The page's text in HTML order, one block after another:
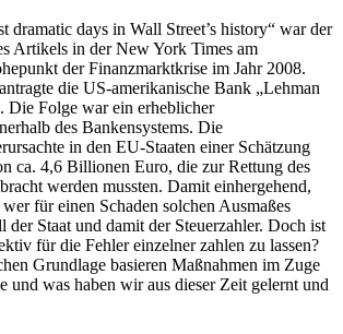
days in Wall Street’s history“ war der
Artikels in der New York Times am
der Finanzmarktkrise im Jahr 2008.
die US-amerikanische Bank „Lehman
Die Folge war ein erheblicher
des Bankensystems. Die
in den EU-Staaten einer Schätzung
ca. 4,6 Billionen Euro, die zur Rettung des
werden mussten. Damit einhergehend,
für einen Schaden solchen Ausmaßes
der Staat und damit der Steuerzahler. Doch ist
für die Fehler einzelner zahlen zu lassen?
Grundlage basieren Maßnahmen im Zuge
und was haben wir aus dieser Zeit gelernt und